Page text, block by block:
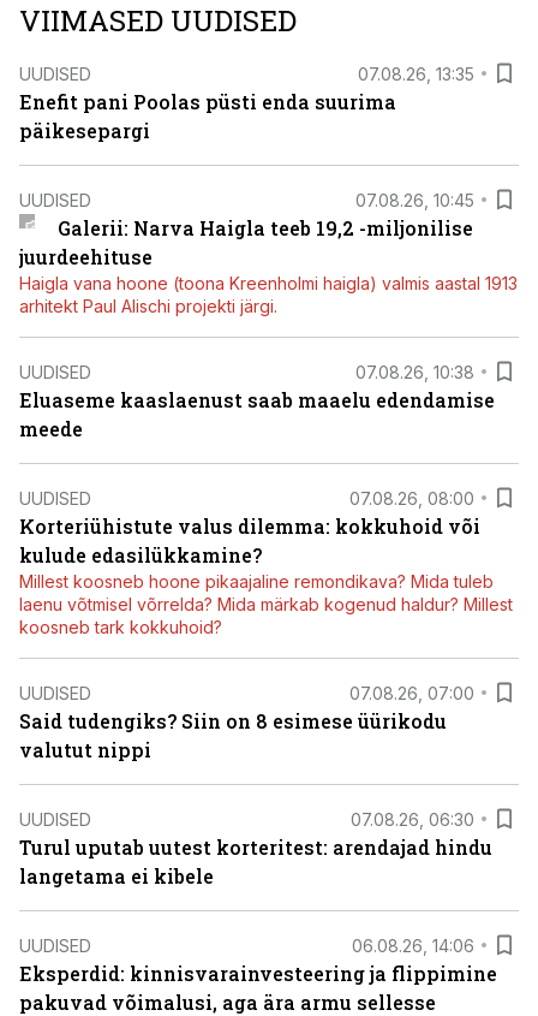
VIIMASED UUDISED
UUDISED 07.08.26, 13:35
Enefit pani Poolas püsti enda suurima
päikesepargi
UUDISED 07.08.26, 10:45
Galerii: Narva Haigla teeb 19,2 -miljonilise
juurdeehituse
Haigla vana hoone (toona Kreenholmi haigla) valmis aastal 1913
arhitekt Paul Alischi projekti järgi.
UUDISED 07.08.26, 10:38
Eluaseme kaaslaenust saab maaelu edendamise
meede
UUDISED 07.08.26, 08:00
Korteriühistute valus dilemma: kokkuhoid või
kulude edasilükkamine?
Millest koosneb hoone pikaajaline remondikava? Mida tuleb
laenu võtmisel võrrelda? Mida märkab kogenud haldur? Millest
koosneb tark kokkuhoid?
UUDISED 07.08.26, 07:00
Said tudengiks? Siin on 8 esimese üürikodu
valutut nippi
UUDISED 07.08.26, 06:30
Turul uputab uutest korteritest: arendajad hindu
langetama ei kibele
UUDISED 06.08.26, 14:06
Eksperdid: kinnisvarainvesteering ja flippimine
pakuvad võimalusi, aga ära armu sellesse